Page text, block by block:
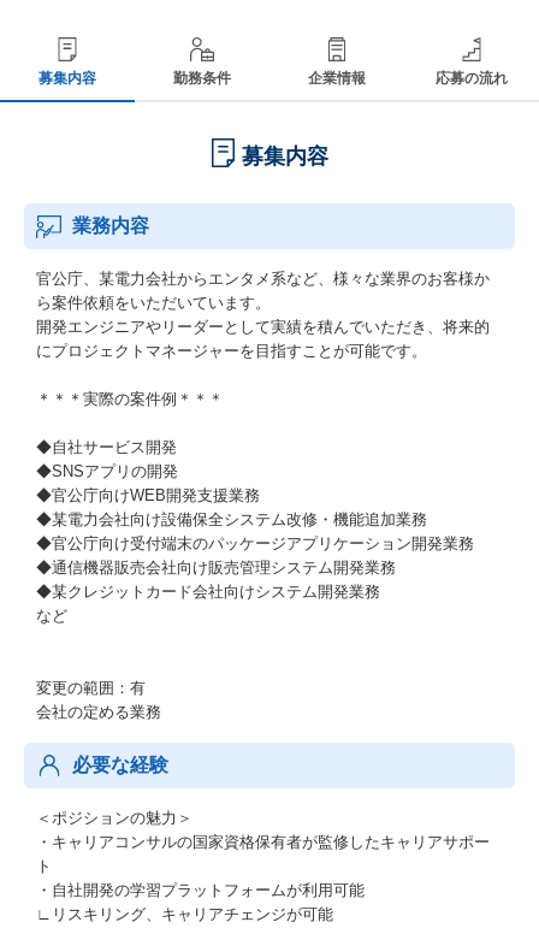
募集内容 勤務条件 企業情報 応募の流れ
募集内容
業務内容
官公庁、某電力会社からエンタメ系など、様々な業界のお客様か
ら案件依頼をいただいています。
開発エンジニアやリーダーとして実績を積んでいただき、将来的
にプロジェクトマネージャーを目指すことが可能です。
＊＊＊実際の案件例＊＊＊
◆自社サービス開発
◆SNSアプリの開発
◆官公庁向けWEB開発支援業務
◆某電力会社向け設備保全システム改修・機能追加業務
◆官公庁向け受付端末のパッケージアプリケーション開発業務
◆通信機器販売会社向け販売管理システム開発業務
◆某クレジットカード会社向けシステム開発業務
など
変更の範囲：有
会社の定める業務
必要な経験
＜ポジションの魅力＞
・キャリアコンサルの国家資格保有者が監修したキャリアサポー
ト
・自社開発の学習プラットフォームが利用可能
∟リスキリング、キャリアチェンジが可能